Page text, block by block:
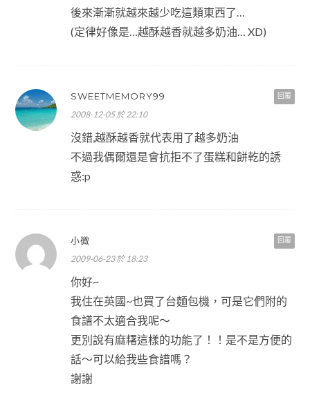
後來漸漸就越來越少吃這類東西了…
(定律好像是…越酥越香就越多奶油… XD)
回覆
SWEETMEMORY99
2008-12-05 於 22:10
沒錯,越酥越香就代表用了越多奶油
不過我偶爾還是會抗拒不了蛋糕和餅乾的誘
惑:p
回覆
小微
2009-06-23 於 18:23
你好~
我住在英國~也買了台麵包機，可是它們附的
食譜不太適合我呢～
更別說有麻糬這樣的功能了！！是不是方便的
話～可以給我些食譜嗎？
謝謝